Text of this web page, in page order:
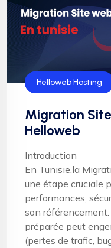
Hébergement
Helloweb Hosting
Migration
Helloweb
Introduction
En Tunisie,la
une étape cruciale
performances,
son
préparée peut
(pertes de trafic,